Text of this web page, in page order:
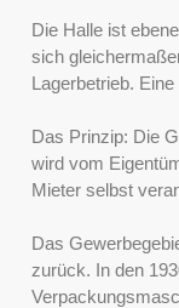
Die Halle ist
sich
Lagerbetrieb.
Das Prinzip: Die
wird vom
Mieter selbst
Das
zurück. In den